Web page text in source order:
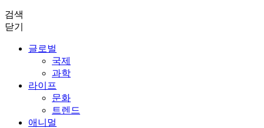
검색
닫기
글로벌
국제
과학
라이프
문화
트렌드
애니멀